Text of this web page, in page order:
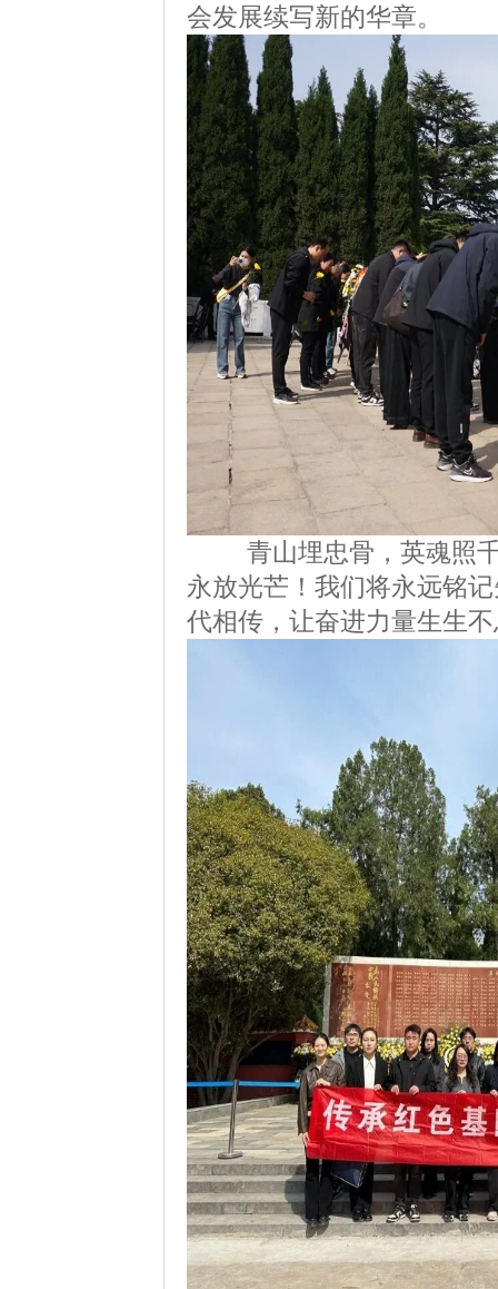
会发展续写新的华章。
青山埋忠骨，英魂照千
永放光芒！我们将永远铭
代相传，让奋进力量生生